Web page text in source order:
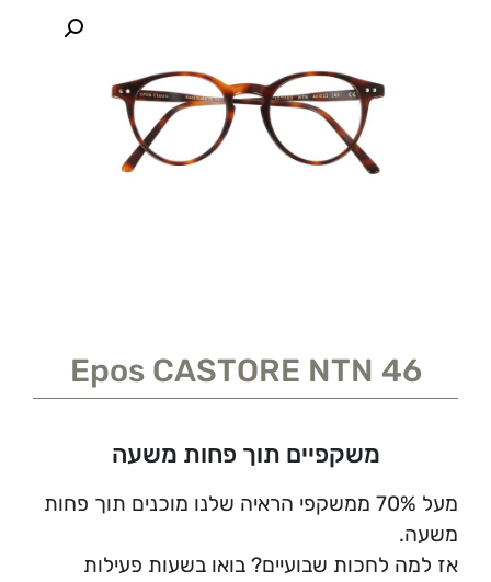
Epos CASTORE NTN 46
משקפיים תוך פחות משעה
מעל 70% ממשקפי הראיה שלנו מוכנים תוך פחות
משעה.
אז למה לחכות שבועיים? בואו בשעות פעילות